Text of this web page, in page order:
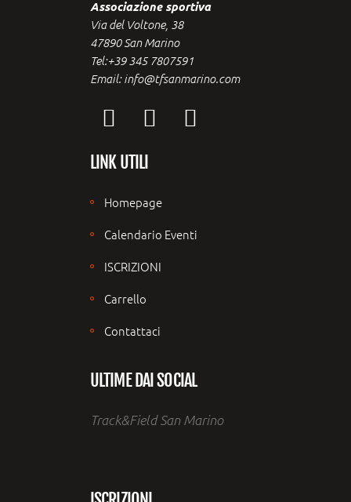
Associazione sportiva
Via del Voltone, 38
47890 San Marino
Tel:+39 345 7807591
Email: info@tfsanmarino.com
LINK UTILI
Homepage
Calendario Eventi
ISCRIZIONI
Carrello
Contattaci
ULTIME DAI SOCIAL
Track&Field San Marino